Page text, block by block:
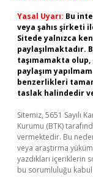
Yasal Uyarı: Bu
veya şahıs şirketi
Sitede yalnızca
paylaşılmaktadır.
taşımamakta
paylaşım
benzerlikleri
taslak halindedir
Sitemiz, 5651 Sayılı
Kurumu (BTK)
vermektedir. Bu
veya araştırma
yazdıkları içeriklerin
bu sorumluluğu kabul